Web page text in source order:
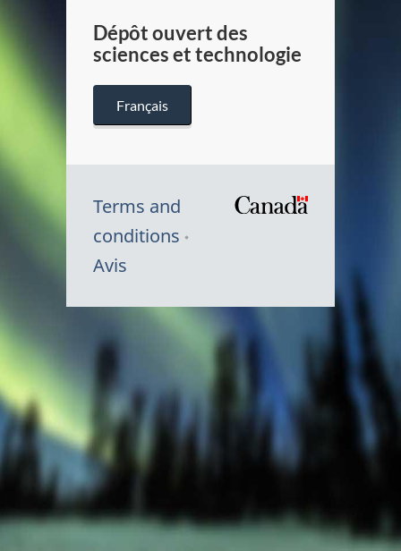
Dépôt ouvert des
sciences et technologie
Français
Terms and
conditions
Avis
Canada